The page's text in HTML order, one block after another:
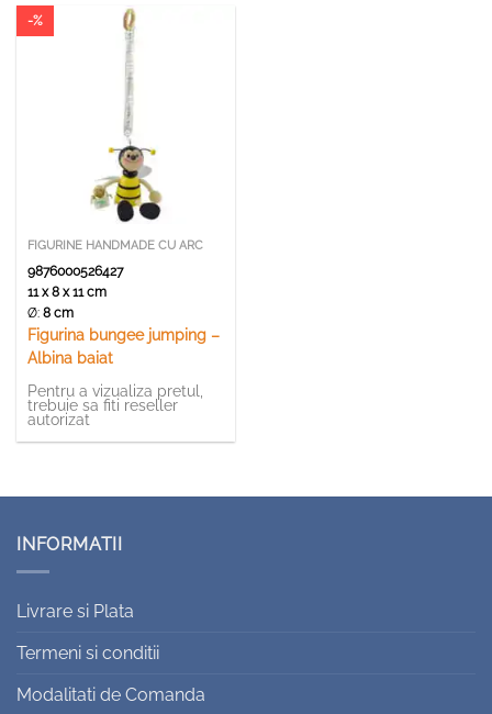
-%
FIGURINE HANDMADE CU ARC
9876000526427
11 x 8 x 11 cm
Ø:8 cm
Figurina bungee jumping –
Albina baiat
Pentru a vizualiza pretul,
trebuie sa fiti reseller
autorizat
INFORMATII
Livrare si Plata
Termeni si conditii
Modalitati de Comanda